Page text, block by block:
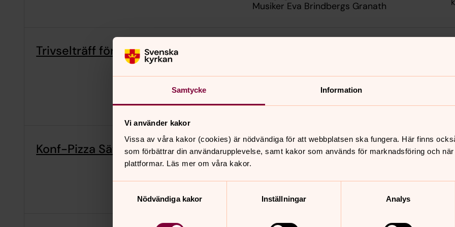
Samtycke Information
Vi använder kakor
Vissa av våra kakor (cookies) är nödvändiga för att webbplatsen ska fungera. Här finns
som förbättrar din användarupplevelse, samt kakor som används för marknadsföring och
plattformar. Läs mer om våra kakor.
Nödvändiga kakor
Inställningar Analys
Musiker Eva Brindbergs Granath
Trivselträff för alla åldrar i Holm
Konf-Pizza Sättna torsdag 27 augusti 2026 ·18.00–20.00
Sättna församlingshem
Pedagog Merit Kvist